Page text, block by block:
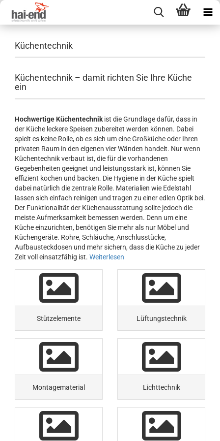
Küchentechnik
Küchentechnik – damit richten Sie Ihre Küche
ein
Hochwertige Küchentechnik ist die Grundlage dafür, dass in
der Küche leckere Speisen zubereitet werden können. Dabei
spielt es keine Rolle, ob es sich um eine Großküche oder Ihren
privaten Raum in den eigenen vier Wänden handelt. Nur wenn
Küchentechnik verbaut ist, die für die vorhandenen
Gegebenheiten geeignet und leistungsstark ist, können Sie
effizient kochen und backen. Die Hygiene in der Küche spielt
dabei natürlich die zentrale Rolle. Materialien wie Edelstahl
lassen sich einfach reinigen und tragen zu einer edlen Optik bei.
Der Funktionalität der Küchenausstattung sollte jedoch die
meiste Aufmerksamkeit bemessen werden. Denn um eine
Küche einzurichten, benötigen Sie mehr als nur Möbel und
Küchengeräte. Rohre, Schläuche, Anschlusstücke,
Aufbausteckdosen und mehr sichern, dass die Küche zu jeder
Zeit voll einsatzfähig ist. Weiterlesen
Stützelemente Lüftungstechnik
Montagematerial Lichttechnik